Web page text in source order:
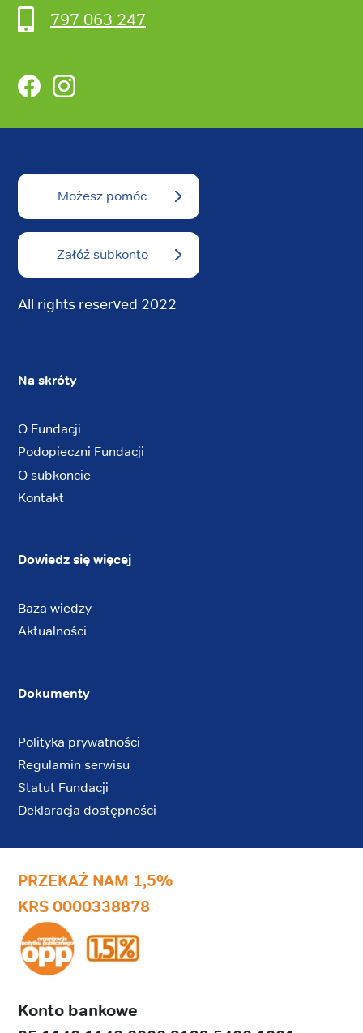
797 063 247
FacebookInstagram
Możesz pomóc
Załóż subkonto
All rights reserved 2022
Na skróty
O Fundacji
Podopieczni Fundacji
O subkoncie
Kontakt
Dowiedz się więcej
Baza wiedzy
Aktualności
Dokumenty
Polityka prywatności
Regulamin serwisu
Statut Fundacji
Deklaracja dostępności
PRZEKAŻ NAM 1,5%
KRS 0000338878
Konto bankowe